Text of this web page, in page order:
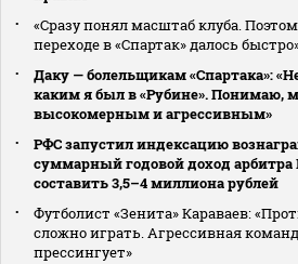
«Сразу понял масштаб клуба.
переходе в «Спартак» далось
Даку — болельщикам «Спартака»:
каким я был в «Рубине». Понимаю,
высокомерным и агрессивным»
РФС запустил индексацию
суммарный годовой доход
составить 3,5–4 миллиона рублей
Футболист «Зенита» Караваев:
сложно играть. Агрессивная
прессингует»